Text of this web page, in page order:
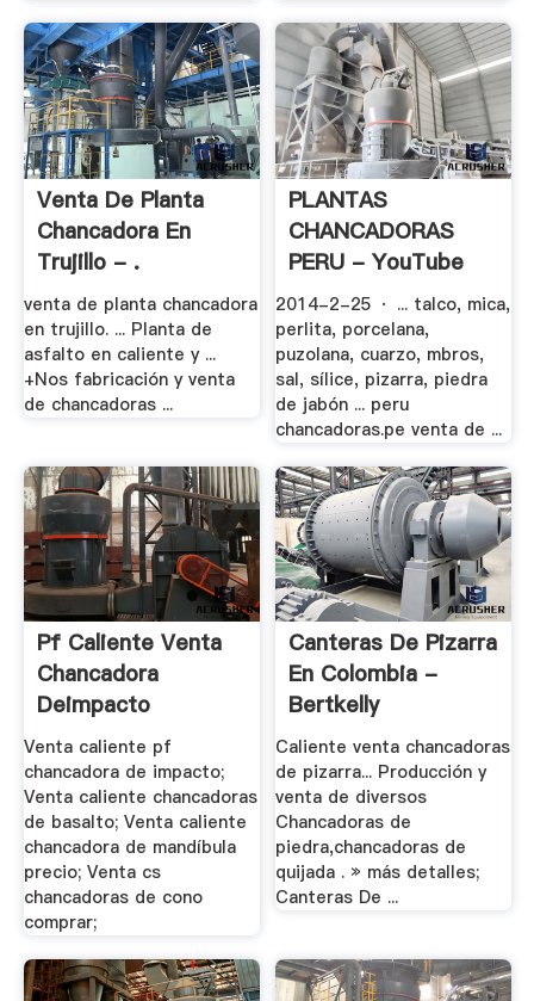
Venta De Planta
Chancadora En
Trujillo - .
venta de planta chancadora
en trujillo. ... Planta de
asfalto en caliente y ...
+Nos fabricación y venta
de chancadoras ...
PLANTAS
CHANCADORAS
PERU - YouTube
2014-2-25 · ... talco, mica,
perlita, porcelana,
puzolana, cuarzo, mbros,
sal, sílice, pizarra, piedra
de jabón ... peru
chancadoras.pe venta de ...
Pf Caliente Venta
Chancadora
Deimpacto
Venta caliente pf
chancadora de impacto;
Venta caliente chancadoras
de basalto; Venta caliente
chancadora de mandíbula
precio; Venta cs
chancadoras de cono
comprar;
Canteras De Pizarra
En Colombia -
Bertkelly
Caliente venta chancadoras
de pizarra... Producción y
venta de diversos
Chancadoras de
piedra,chancadoras de
quijada . » más detalles;
Canteras De ...